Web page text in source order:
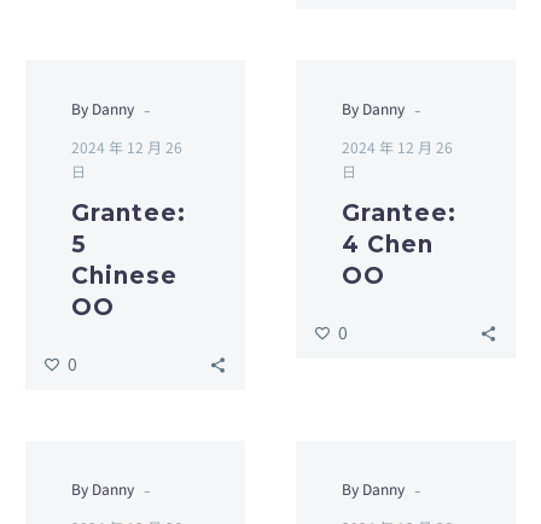
By Danny -
2024 年 12 月 26
日
Grantee:
5
Chinese
OO
0
By Danny -
2024 年 12 月 26
日
Grantee:
4 Chen
OO
0
By Danny - By Danny -